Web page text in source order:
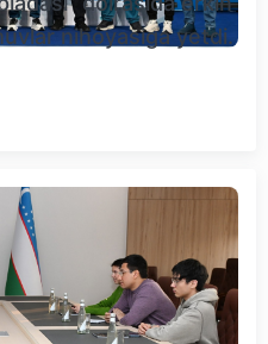
nihoyasiga yetdi.